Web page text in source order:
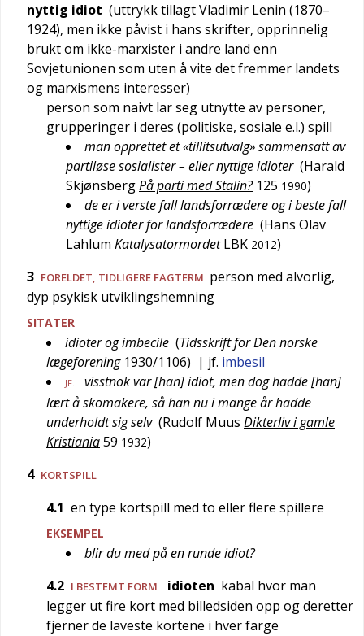
nyttig idiot (uttrykk tillagt Vladimir Lenin (1870–
1924), men ikke påvist i hans skrifter, opprinnelig
brukt om ikke-marxister i andre land enn
Sovjetunionen som uten å vite det fremmer landets
og marxismens interesser)
person som naivt lar seg utnytte av personer,
grupperinger i deres (politiske, sosiale e.l.) spill
man opprettet et «tillitsutvalg» sammensatt av
partiløse sosialister – eller nyttige idioter (Harald
SkjønsbergPå parti med Stalin? 125 1990)
de er i verste fall landsforrædere og i beste fall
nyttige idioter for landsforrædere (Hans Olav
Lahlum Katalysatormordet LBK 2012)
3 FORELDET, TIDLIGERE FAGTERM person med alvorlig,
dyp psykisk utviklingshemning
SITATER
idioter og imbecile (Tidsskrift for Den norske
lægeforening 1930/1106) | jf. imbesil
JF.
visstnok var [han] idiot, men dog hadde [han]
lært å skomakere, så han nu i mange år hadde
underholdt sig selv (Rudolf Muus Dikterliv i gamle
Kristiania59 1932)
4 KORTSPILL
4.1 en type kortspill med to eller flere spillere
EKSEMPEL
blir du med på en runde idiot?
4.2 I BESTEMT FORM idioten kabal hvor man
legger ut fire kort med billedsiden opp og deretter
fjerner de laveste kortene i hver farge